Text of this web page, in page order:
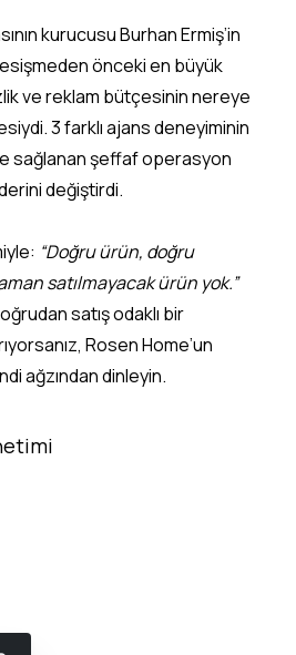
kurucusu Burhan Ermiş’in
önceki en büyük
ve reklam bütçesinin nereye
3 farklı ajans deneyiminin
sağlanan şeffaf operasyon
değiştirdi.
“Doğru ürün, doğru
satılmayacak ürün yok.”
satış odaklı bir
Rosen Home’un
ağzından dinleyin.